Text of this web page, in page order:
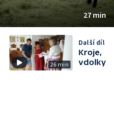
27 min
26 min
Další díl
Kroje,
vdolky